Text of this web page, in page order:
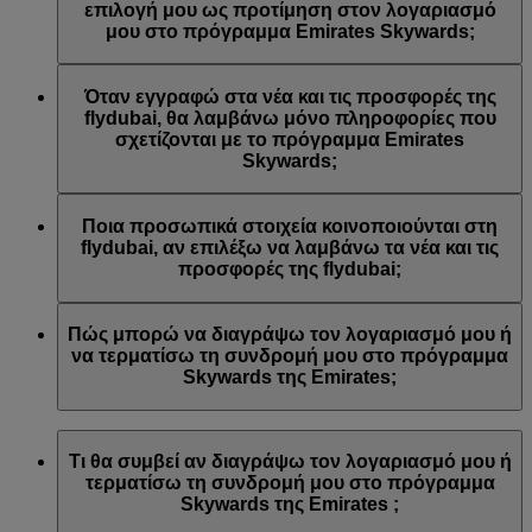
Emirates ή/και της flydubai. Οι προτιμήσεις επικοινωνίας σας
ενημερώθηκαν αναλόγως.
επιλογή μου ως προτίμηση στον λογαριασμό
μου στο πρόγραμμα Emirates Skywards;
χρησιμοποιήσατε είναι συνδεδεμένη με πολλούς αριθμούς
μελών του προγράμματος Emirates Skywards ή γιατί το
όνομα που δώσατε δεν αντιστοιχεί με το όνομα του
λογαριασμού σας στο πρόγραμμα Emirates Skywards.
Skywards και ενημερώστε τις εγγραφές σε λίστες email στις
Προσωπικές προτιμήσεις.
Όταν εγγραφώ στα νέα και τις προσφορές της
flydubai, θα λαμβάνω μόνο πληροφορίες που
σχετίζονται με το πρόγραμμα Emirates
Skywards;
συμπεριλαμβανομένων των προωθητικών ενεργειών από τη
flydubai και τη flydubai Holidays.
Ποια προσωπικά στοιχεία κοινοποιούνται στη
flydubai, αν επιλέξω να λαμβάνω τα νέα και τις
προσφορές της flydubai;
email σας προκειμένου να λαμβάνετε τέτοιου είδους
ενημερωτικά δελτία. Η flydubai είναι υπεύθυνη για την
επεξεργασία των προσωπικών σας στοιχείων σύμφωνα με
Πώς μπορώ να διαγράψω τον λογαριασμό μου ή
να τερματίσω τη συνδρομή μου στο πρόγραμμα
Skywards της Emirates;
τερματίσετε τη συνδρομή σας στο πρόγραμμα Skywards της
Emirates ανά πάσα στιγμή με τους εξής τρόπους:
Τι θα συμβεί αν διαγράψω τον λογαριασμό μου ή
τερματίσω τη συνδρομή μου στο πρόγραμμα
Skywards της Emirates ;